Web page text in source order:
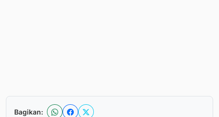
Bagikan: